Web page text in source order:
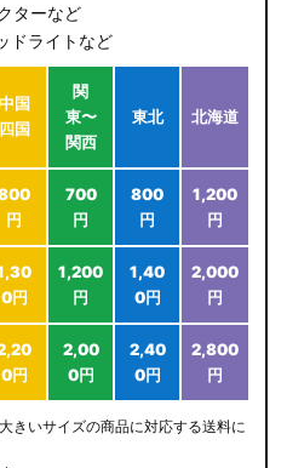
ターなど
ドライトなど
中国
四国
関
東〜
関西
東北 北海道
円
700
円
800
円
1,200
円
0円
1,200
円
1,40
0円
2,000
円
0円
2,00
0円
2,40
0円
2,800
円
きいサイズの商品に対応する送料に